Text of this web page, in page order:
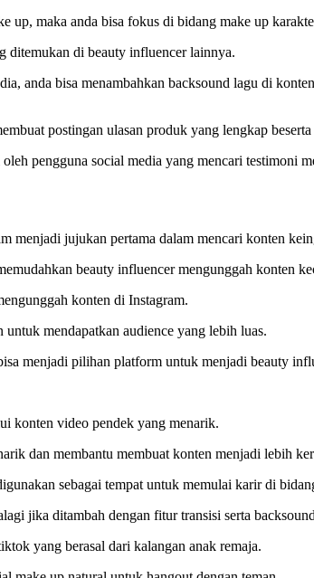
up, maka anda bisa fokus di bidang make up
ditemukan di beauty influencer lainnya.
anda bisa menambahkan backsound lagu di
postingan ulasan produk yang lengkap
pengguna social media yang mencari testimoni
menjadi jujukan pertama dalam mencari konten
beauty influencer mengunggah konten
konten di Instagram.
mendapatkan audience yang lebih luas.
menjadi pilihan platform untuk menjadi beauty
konten video pendek yang menarik.
dan membantu membuat konten menjadi lebih
sebagai tempat untuk memulai karir di
jika ditambah dengan fitur transisi serta
yang berasal dari kalangan anak remaja.